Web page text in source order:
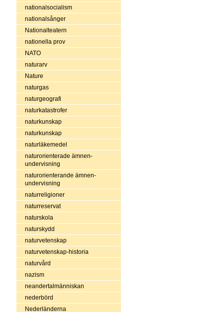
nationalsocialism
nationalsånger
Nationalteatern
nationella prov
NATO
naturarv
Nature
naturgas
naturgeografi
naturkatastrofer
naturkunskap
naturkunskap
naturläkemedel
naturorienterade ämnen-
undervisning
naturorienterande ämnen-
undervisning
naturreligioner
naturreservat
naturskola
naturskydd
naturvetenskap
naturvetenskap-historia
naturvård
nazism
neandertalmänniskan
nederbörd
Nederländerna